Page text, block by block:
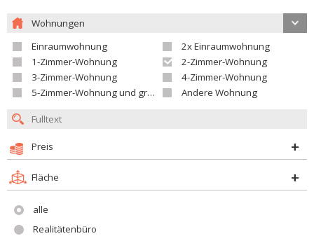
Wohnungen
Einraumwohnung
2x Einraumwohnung
1-Zimmer-Wohnung
2-Zimmer-Wohnung
3-Zimmer-Wohnung
4-Zimmer-Wohnung
5-Zimmer-Wohnung und größer
Andere Wohnung
Preis
Fläche
alle
Realitätenbüro